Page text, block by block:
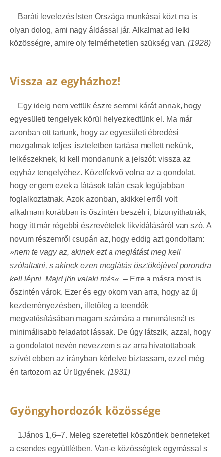
Baráti levelezés Isten Országa munkásai közt ma is
olyan dolog, ami nagy áldással jár. Alkalmat ad lelki
közösségre, amire oly felmérhetetlen szükség van. (1928)
Vissza az egyházhoz!
Egy ideig nem vettük észre semmi kárát annak, hogy
egyesületi tengelyek körül helyezkedtünk el. Ma már
azonban ott tartunk, hogy az egyesületi ébredési
mozgalmak teljes tiszteletben tartása mellett nekünk,
lelkészeknek, ki kell mondanunk a jelszót: vissza az
egyház tengelyéhez. Közelfekvő volna az a gondolat,
hogy engem ezek a látások talán csak legújabban
foglalkoztatnak. Azok azonban, akikkel erről volt
alkalmam korábban is őszintén beszélni, bizonyíthatnák,
hogy itt már régebbi észrevételek likvidálásáról van szó. A
novum részemről csupán az, hogy eddig azt gondoltam:
»nem te vagy az, akinek ezt a meglátást meg kell
szólaltatni, s akinek ezen meglátás ösztökéjével porondra
kell lépni. Majd jön valaki más«. – Erre a másra most is
őszintén várok. Ezer és egy okom van arra, hogy az új
kezdeményezésben, illetőleg a teendők
megvalósításában magam számára a minimálisnál is
minimálisabb feladatot lássak. De úgy látszik, azzal, hogy
a gondolatot nevén nevezzem s az arra hivatottabbak
szívét ebben az irányban kérlelve biztassam, ezzel még
én tartozom az Úr ügyének. (1931)
Gyöngyhordozók közössége
1János 1,6–7. Meleg szeretettel köszöntlek benneteket
a csendes együttlétben. Van-e közösségtek egymással s